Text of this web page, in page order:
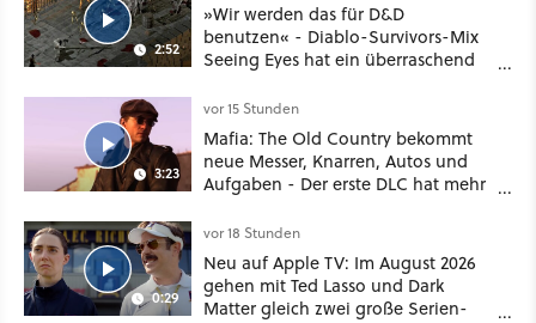
2:52
»Wir werden das für D&D
benutzen« - Diablo-Survivors-Mix
Seeing Eyes hat ein überraschend
3:23
vor 15 Stunden
Mafia: The Old Country bekommt
neue Messer, Knarren, Autos und
Aufgaben - Der erste DLC hat mehr
0:29
vor 18 Stunden
Neu auf Apple TV: Im August 2026
gehen mit Ted Lasso und Dark
Matter gleich zwei große Serien-